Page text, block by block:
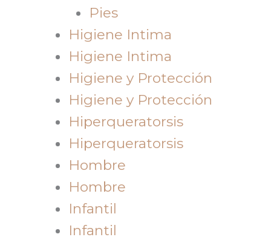
Pies
Higiene Intima
Higiene Intima
Higiene y Protección
Higiene y Protección
Hiperqueratorsis
Hiperqueratorsis
Hombre
Hombre
Infantil
Infantil